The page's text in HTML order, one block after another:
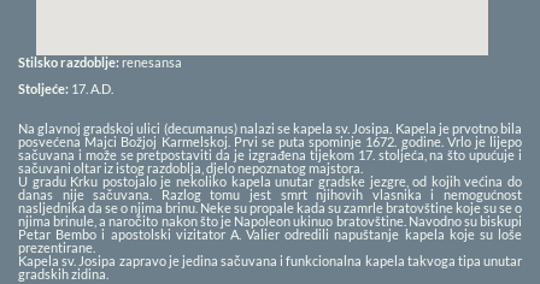
Stilsko razdoblje: renesansa
Stoljeće: 17. A.D.
Na glavnoj gradskoj ulici (decumanus) nalazi se kapela sv. Josipa. Kapela je prvotno bila
posvećena Majci Božjoj Karmelskoj. Prvi se puta spominje 1672. godine. Vrlo je lijepo
sačuvana i može se pretpostaviti da je izgrađena tijekom 17. stoljeća, na što upućuje i
sačuvani oltar iz istog razdoblja, djelo nepoznatog majstora.
U gradu Krku postojalo je nekoliko kapela unutar gradske jezgre, od kojih većina do
danas nije sačuvana. Razlog tomu jest smrt njihovih vlasnika i nemogućnost
nasljednika da se o njima brinu. Neke su propale kada su zamrle bratovštine koje su se o
njima brinule, a naročito nakon što je Napoleon ukinuo bratovštine. Navodno su biskupi
Petar Bembo i apostolski vizitator A. Valier odredili napuštanje kapela koje su loše
prezentirane.
Kapela sv. Josipa zapravo je jedina sačuvana i funkcionalna kapela takvoga tipa unutar
gradskih zidina.